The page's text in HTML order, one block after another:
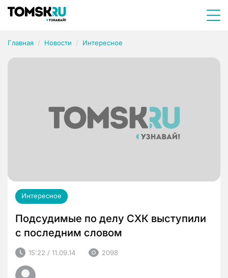
Главная Новости Интересное
Интересное
Подсудимые по делу СХК выступили
с последним словом
15:22 / 11.09.14 2098